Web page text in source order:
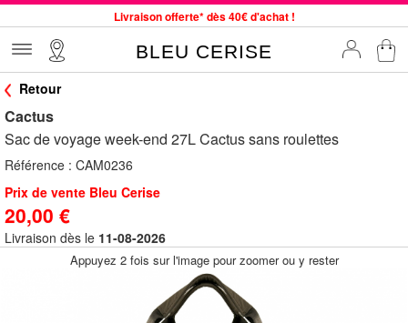
Livraison offerte* dès 40€ d'achat !
Commande avant 12h expédiée le jour même, du lundi au vendredi
Jusqu'à -75% sur le site du 29/07 au 27/08
Samsonite, Delsey, American Tourister, Little Marcel à Prix Bas
BLEU CERISE
Retour
Cactus
Sac de voyage week-end 27L Cactus sans roulettes
Référence : CAM0236
Prix de vente Bleu Cerise
20,00 €
Livraison dès le 11-08-2026
Appuyez 2 fois sur l'image pour zoomer ou y rester